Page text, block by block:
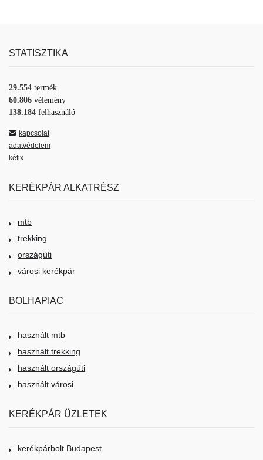
STATISZTIKA
29.554 termék
60.806 vélemény
138.184 felhasználó
kapcsolat
adatvédelem
kéfix
KERÉKPÁR ALKATRÉSZ
mtb
trekking
országúti
városi kerékpár
BOLHAPIAC
használt mtb
használt trekking
használt országúti
használt városi
KERÉKPÁR ÜZLETEK
kerékpárbolt Budapest